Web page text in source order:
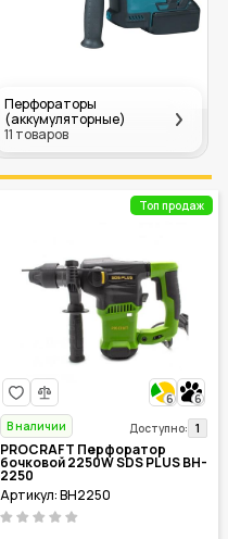
Перфораторы
(аккумуляторные)
11 товаров
Топ продаж
6
6
В наличии
Доступно: 1
PROCRAFT Перфоратор
бочковой 2250W SDS PLUS BH-
2250
Артикул: BH2250